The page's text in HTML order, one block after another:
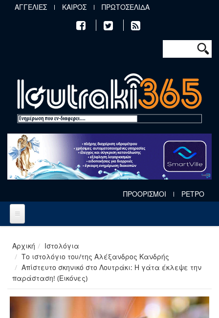
Παράκαμψη προς το κυρίως περιεχόμενο
ΑΓΓΕΛΙΕΣ ΚΑΙΡΟΣ ΠΡΩΤΟΣΕΛΙΔΑ
Φόρμα
Αναζήτηση
ΠΡΟΟΡΙΣΜΟΙ ΡΕΤΡΟ
Αρχική
Ιστολόγια
Το ιστολόγιο του/της Αλέξανδρος Κανδρής
Απίστευτο σκηνικό στο Λουτράκι: Η γάτα έκλεψε την
παράσταση! (Εικόνες)